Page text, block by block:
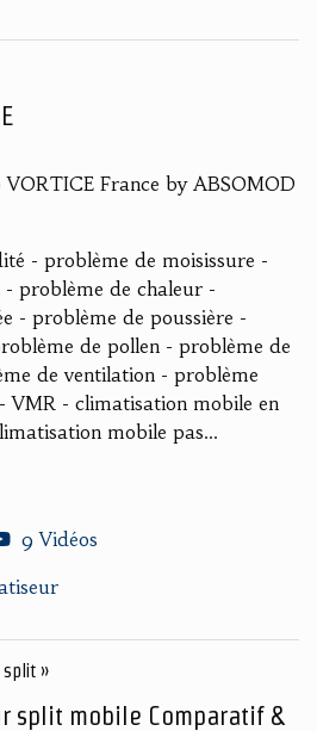
France by ABSOMOD
- problème de moisissure -
problème de chaleur -
- problème de poussière -
de pollen - problème de
de ventilation - problème
VMR - climatisation mobile en
mobile pas...
9 Vidéos
split »
split mobile Comparatif &